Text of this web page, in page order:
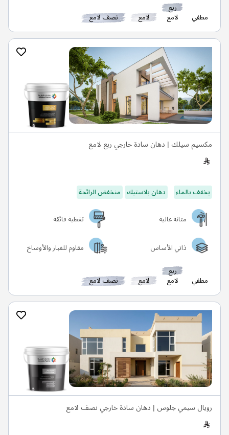
مطفي
ربع
لامع لامع نصف لامع
مكسيم سيلك | دهان سادة خارجي ربع لامع
يخفف بالماء دهان بلاستيك منخفض الرائحة
متانة عالية
تغطية فائقة
ذاتي الأساس
مقاوم للغبار والأوساخ
مطفي
ربع
لامع لامع نصف لامع
رويال سيمي جلوس | دهان سادة خارجي نصف لامع